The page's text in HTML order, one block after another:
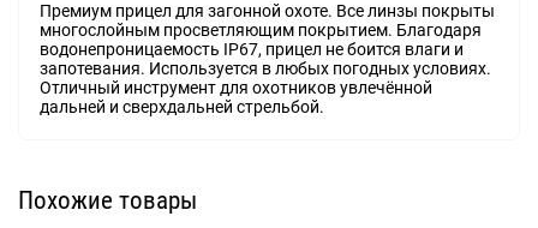
Премиум прицел для загонной охоте. Все линзы покрыты
многослойным просветляющим покрытием. Благодаря
водонепроницаемость IP67, прицел не боится влаги и
запотевания. Используется в любых погодных условиях.
Отличный инструмент для охотников увлечённой
дальней и сверхдальней стрельбой.
Похожие товары